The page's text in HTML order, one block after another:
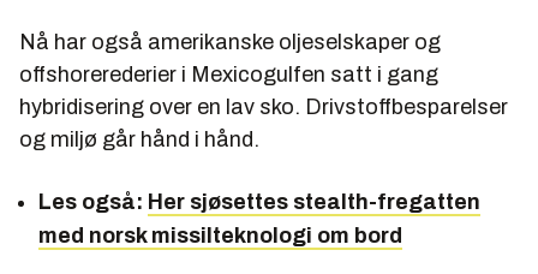
Nå har også amerikanske oljeselskaper og
offshorerederier i Mexicogulfen satt i gang
hybridisering over en lav sko. Drivstoffbesparelser
og miljø går hånd i hånd.
Les også: Her sjøsettes stealth-fregatten
med norsk missilteknologi om bord